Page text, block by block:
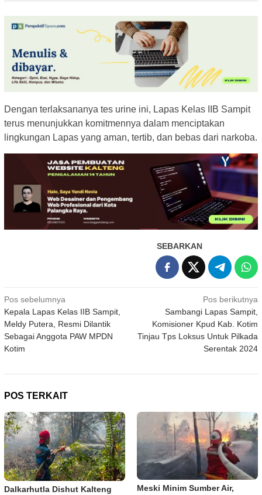
Dengan terlaksananya tes urine ini, Lapas Kelas IIB Sampit
terus menunjukkan komitmennya dalam menciptakan
lingkungan Lapas yang aman, tertib, dan bebas dari narkoba.
SEBARKAN
Navigasi
pos
Pos sebelumnya
Kepala Lapas Kelas IIB Sampit,
Meldy Putera, Resmi Dilantik
Sebagai Anggota PAW MPDN
Kotim
Pos berikutnya
Sambangi Lapas Sampit,
Komisioner Kpud Kab. Kotim
Tinjau Tps Loksus Untuk Pilkada
Serentak 2024
POS TERKAIT
Dalkarhutla Dishut Kalteng
Meski Minim Sumber Air,